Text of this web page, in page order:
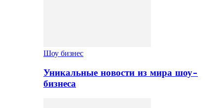
Шоу бизнес
Уникальные новости из мира шоу-
бизнеса